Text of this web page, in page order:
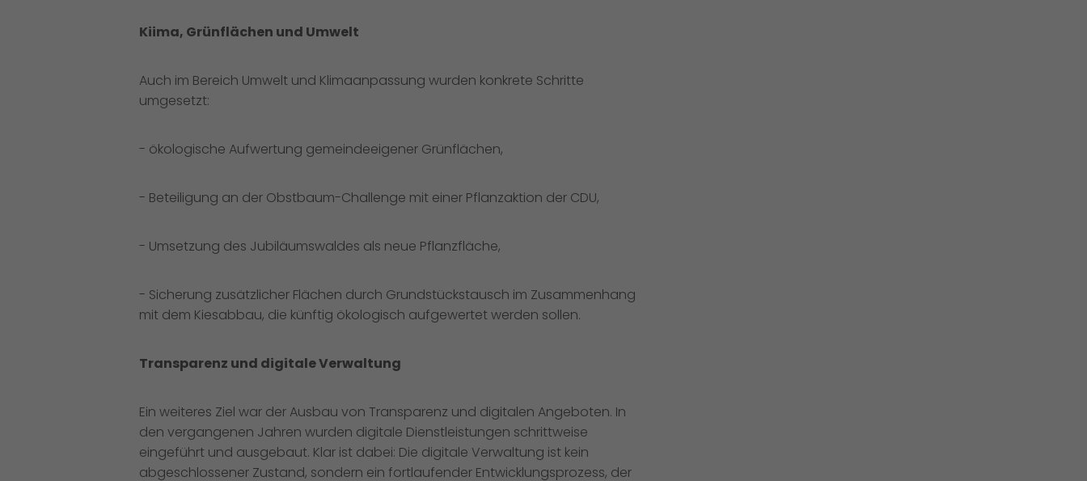
Kiima, Grünflächen und Umwelt
Auch im Bereich Umwelt und Klimaanpassung wurden konkrete Schritte
umgesetzt:
- ökologische Aufwertung gemeindeeigener Grünflächen,
- Beteiligung an der Obstbaum-Challenge mit einer Pflanzaktion der CDU,
- Umsetzung des Jubiläumswaldes als neue Pflanzfläche,
- Sicherung zusätzlicher Flächen durch Grundstückstausch im Zusammenhang
mit dem Kiesabbau, die künftig ökologisch aufgewertet werden sollen.
Transparenz und digitale Verwaltung
Ein weiteres Ziel war der Ausbau von Transparenz und digitalen Angeboten. In
den vergangenen Jahren wurden digitale Dienstleistungen schrittweise
eingeführt und ausgebaut. Klar ist dabei: Die digitale Verwaltung ist kein
abgeschlossener Zustand, sondern ein fortlaufender Entwicklungsprozess, der